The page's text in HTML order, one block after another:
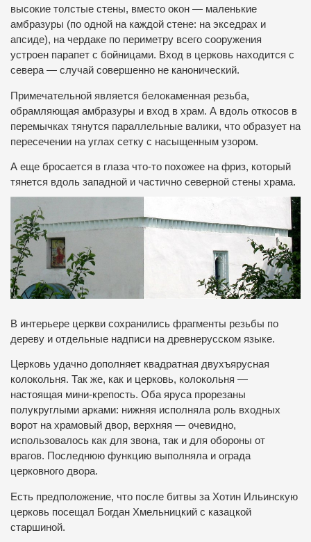
высокие толстые стены, вместо окон — маленькие
амбразуры (по одной на каждой стене: на экседрах и
апсиде), на чердаке по периметру всего сооружения
устроен парапет с бойницами. Вход в церковь находится с
севера — случай совершенно не канонический.
Примечательной является белокаменная резьба,
обрамляющая амбразуры и вход в храм. А вдоль откосов в
перемычках тянутся параллельные валики, что образует на
пересечении на углах сетку с насыщенным узором.
А еще бросается в глаза что-то похожее на фриз, который
тянется вдоль западной и частично северной стены храма.
В интерьере церкви сохранились фрагменты резьбы по
дереву и отдельные надписи на древнерусском языке.
Церковь удачно дополняет квадратная двухъярусная
колокольня. Так же, как и церковь, колокольня —
настоящая мини-крепость. Оба яруса прорезаны
полукруглыми арками: нижняя исполняла роль входных
ворот на храмовый двор, верхняя — очевидно,
использовалось как для звона, так и для обороны от
врагов. Последнюю функцию выполняла и ограда
церковного двора.
Есть предположение, что после битвы за Хотин Ильинскую
церковь посещал Богдан Хмельницкий с казацкой
старшиной.